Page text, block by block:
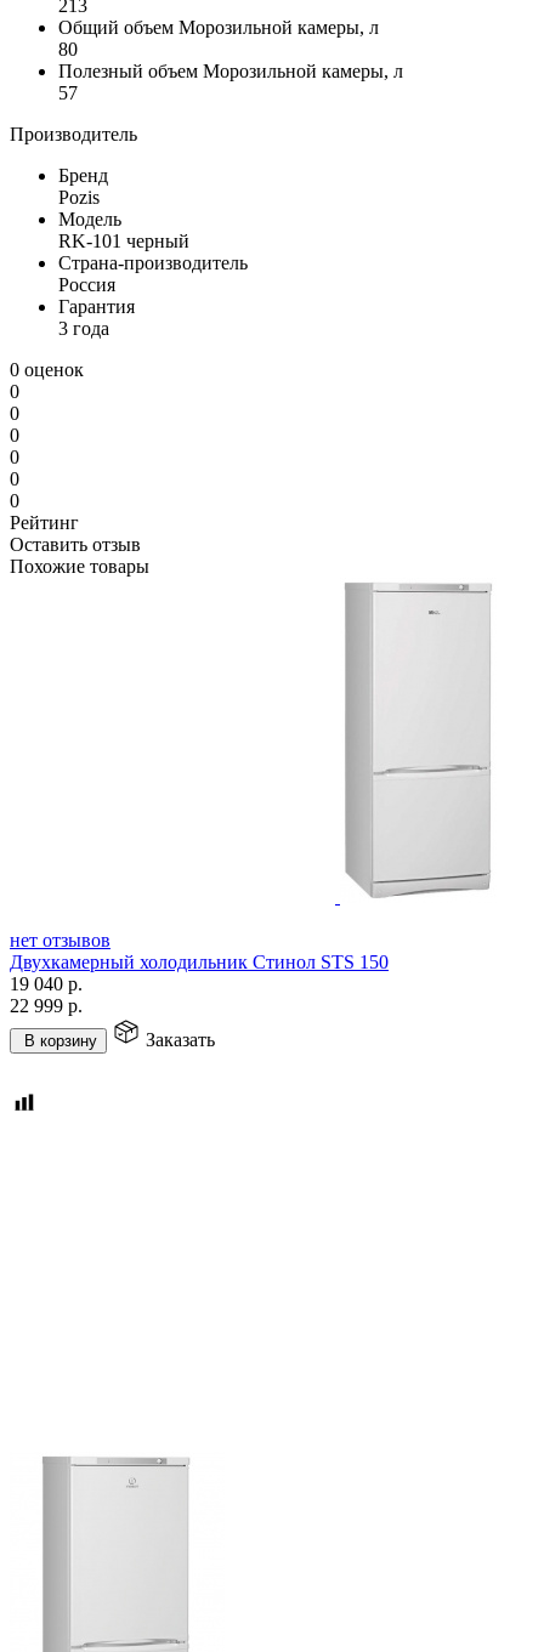
213
Общий объем Морозильной камеры, л
80
Полезный объем Морозильной камеры, л
57
Производитель
Бренд
Pozis
Модель
RK-101 черный
Страна-производитель
Россия
Гарантия
3 года
0 оценок
0
0
0
0
0
0
Рейтинг
Оставить отзыв
Похожие товары
нет отзывов
Двухкамерный холодильник Стинол STS 150
19 040 р.
22 999 р.
В корзину Заказать